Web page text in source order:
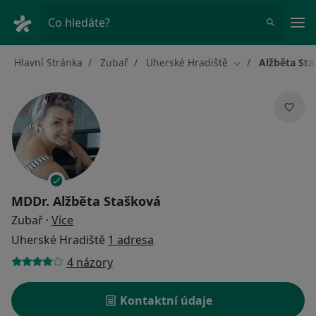
Co hledáte?
Hlavní Stránka Zubař Uherské Hradiště Změna města
Alžběta
MDDr. Alžběta Stašková
Zubař · Více
Uherské Hradiště 1 adresa
4 názory
Kontaktní údaje